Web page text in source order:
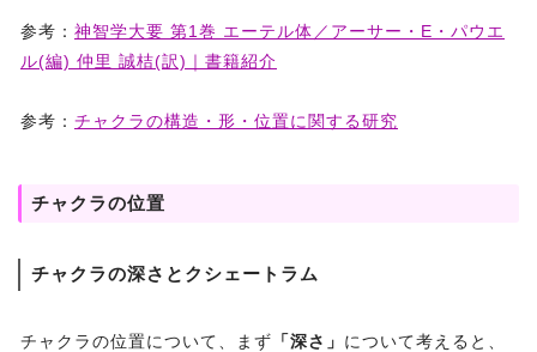
参考： 神智学大要 第1巻 エーテル体／アーサー・E・パウエ
ル(編) 仲里 誠桔(訳)｜書籍紹介
参考： チャクラの構造・形・位置に関する研究
チャクラの位置
チャクラの深さとクシェートラム
チャクラの位置について、まず 「深さ」 について考えると、